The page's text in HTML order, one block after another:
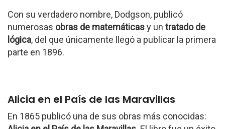
Con su verdadero nombre, Dodgson, publicó
numerosas obras de matemáticasy un tratado de
lógica, del que únicamente llegó a publicar la primera
parte en 1896.
Alicia en el País de las Maravillas
En 1865 publicó una de sus obras más conocidas: